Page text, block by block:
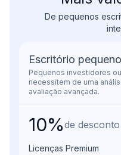
De pequenos
Escritório pequeno
Pequenos investidores
necessitem de uma
avaliação avançada.
10%de
Licenças Premium